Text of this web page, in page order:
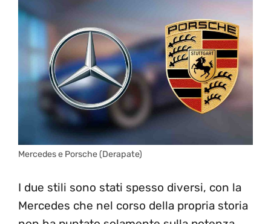
Mercedes e Porsche (Derapate)
I due stili sono stati spesso diversi, con la
Mercedes che nel corso della propria storia